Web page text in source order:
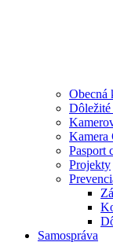
Obecná
Dôležité
Kamera
Pasport
Projekty
Samospráva